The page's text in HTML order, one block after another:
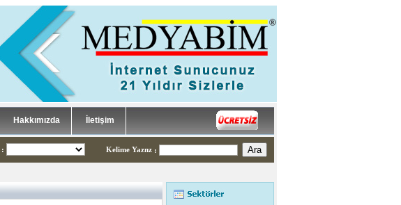
Hakkımızda İletişim
: Kelime Yaznz :